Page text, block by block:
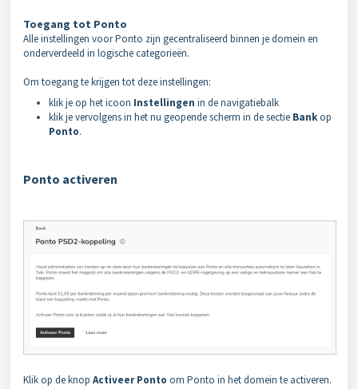
Toegang tot Ponto
Alle instellingen voor Ponto zijn gecentraliseerd binnen je domein en
onderverdeeld in logische categorieën.
Om toegang te krijgen tot deze instellingen:
klik je op het icoon Instellingen in de navigatiebalk
klik je vervolgens in het nu geopende scherm in de sectie Bankop
Ponto.
Ponto activeren
Klik op de knop Activeer Ponto om Ponto in het domein te activeren.